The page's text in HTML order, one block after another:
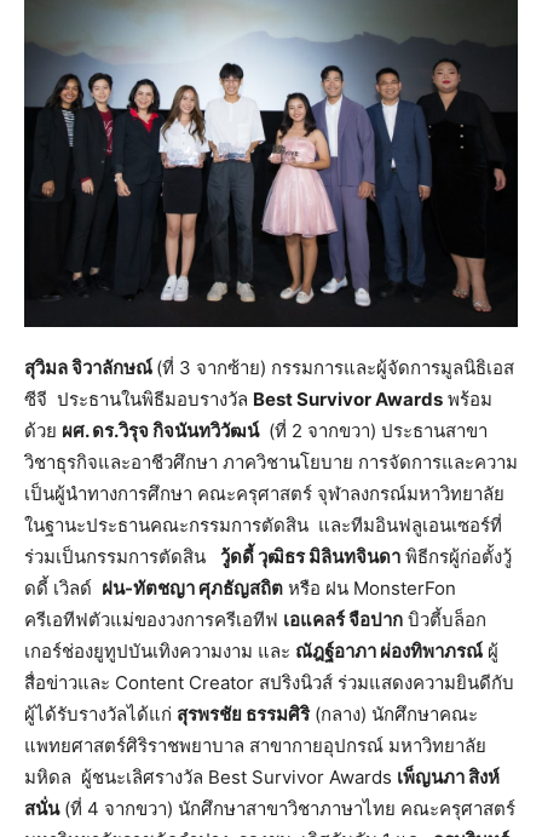
สุวิมล จิวาลักษณ์ (ที่ 3 จากซ้าย) กรรมการและผู้จัดการมูลนิธิเอส
ซีจี ประธานในพิธีมอบรางวัล Best Survivor Awards พร้อม
ด้วย ผศ. ดร.วิรุจ กิจนันทวิวัฒน์(ที่ 2 จากขวา) ประธานสาขา
วิชาธุรกิจและอาชีวศึกษา ภาควิชานโยบาย การจัดการและความ
เป็นผู้นำทางการศึกษา คณะครุศาสตร์ จุฬาลงกรณ์มหาวิทยาลัย
ในฐานะประธานคณะกรรมการตัดสิน และทีมอินฟลูเอนเซอร์ที่
ร่วมเป็นกรรมการตัดสิน วู้ดดี้ วุฒิธร มิลินทจินดา พิธีกรผู้ก่อตั้งวู้
ดดี้ เวิลด์ ฝน-ทัตชญา ศุภธัญสถิต หรือ ฝน MonsterFon
ครีเอทีฟตัวแม่ของวงการครีเอทีฟ เอแคลร์ จือปาก บิวตี้บล็อก
เกอร์ช่องยูทูปบันเทิงความงาม และ ณัฎฐ์อาภา ผ่องทิพาภรณ์ ผู้
สื่อข่าวและ Content Creator สปริงนิวส์ ร่วมแสดงความยินดีกับ
ผู้ได้รับรางวัลได้แก่ สุรพรชัย ธรรมศิริ(กลาง) นักศึกษาคณะ
แพทยศาสตร์ศิริราชพยาบาล สาขากายอุปกรณ์ มหาวิทยาลัย
มหิดล ผู้ชนะเลิศรางวัล Best Survivor Awards เพ็ญนภา สิงห์
สนั่น(ที่ 4 จากขวา) นักศึกษาสาขาวิชาภาษาไทย คณะครุศาสตร์